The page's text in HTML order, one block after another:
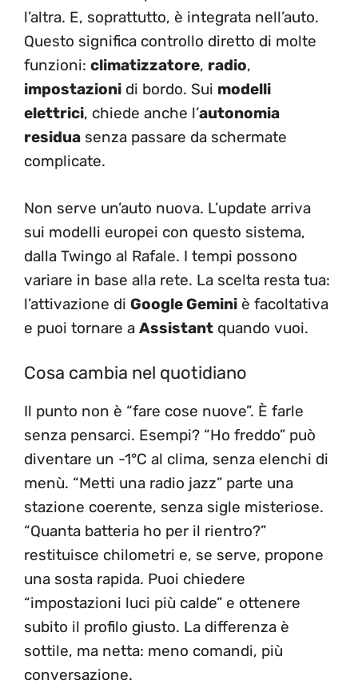
l’altra. E, soprattutto, è integrata nell’auto.
Questo significa controllo diretto di molte
funzioni: climatizzatore, radio,
impostazioni di bordo. Sui modelli
elettrici, chiede anche l’autonomia
residua senza passare da schermate
complicate.
Non serve un’auto nuova. L’update arriva
sui modelli europei con questo sistema,
dalla Twingo al Rafale. I tempi possono
variare in base alla rete. La scelta resta tua:
l’attivazione di Google Gemini è facoltativa
e puoi tornare a Assistant quando vuoi.
Cosa cambia nel quotidiano
Il punto non è “fare cose nuove”. È farle
senza pensarci. Esempi? “Ho freddo” può
diventare un -1°C al clima, senza elenchi di
menù. “Metti una radio jazz” parte una
stazione coerente, senza sigle misteriose.
“Quanta batteria ho per il rientro?”
restituisce chilometri e, se serve, propone
una sosta rapida. Puoi chiedere
“impostazioni luci più calde” e ottenere
subito il profilo giusto. La differenza è
sottile, ma netta: meno comandi, più
conversazione.